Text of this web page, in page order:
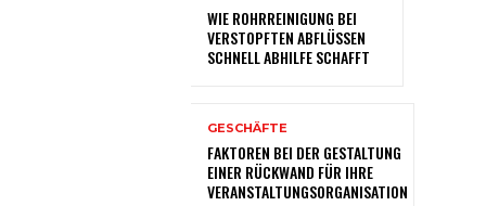
WIE ROHRREINIGUNG BEI
VERSTOPFTEN ABFLÜSSEN
SCHNELL ABHILFE SCHAFFT
GESCHÄFTE
FAKTOREN BEI DER GESTALTUNG
EINER RÜCKWAND FÜR IHRE
VERANSTALTUNGSORGANISATION